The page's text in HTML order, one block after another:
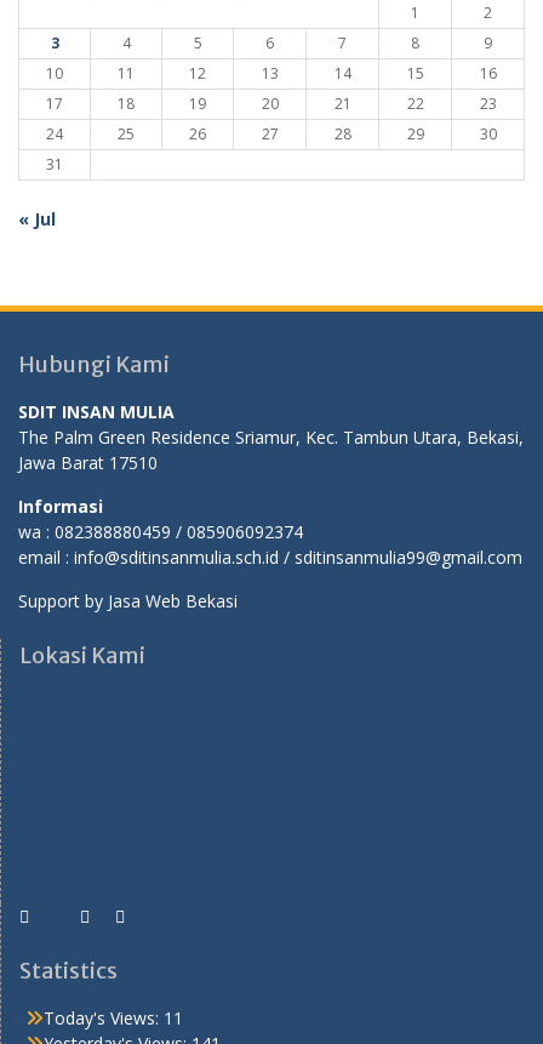
1
2
3
4 5 6 7 8
9
10
11 12 13 14 15
16
17
18 19 20 21 22
23
24
25 26 27 28 29
30
31
« Jul
Hubungi Kami
SDIT INSAN MULIA
The Palm Green Residence Sriamur, Kec. Tambun Utara, Bekasi,
Jawa Barat 17510
Informasi
wa : 082388880459 / 085906092374
email : info@sditinsanmulia.sch.id / sditinsanmulia99@gmail.com
Support by Jasa Web Bekasi
Lokasi Kami
Statistics
Today's Views: 11